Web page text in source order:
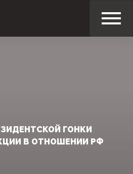
ГОНКИ
В ОТНОШЕНИИ РФ‍